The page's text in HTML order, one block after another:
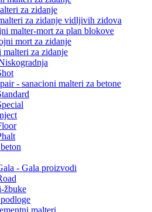
za zidanje
za zidanje vidljivih zidova
malter-mort za plan blokove
mort za zidanje
malteri za zidanje
- sanacioni malteri za betone
- Gala proizvodi
žbuke
malteri